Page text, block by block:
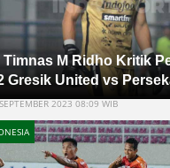
Timnas M Ridho Kritik
Gresik United vs
2023 08:09 WIB